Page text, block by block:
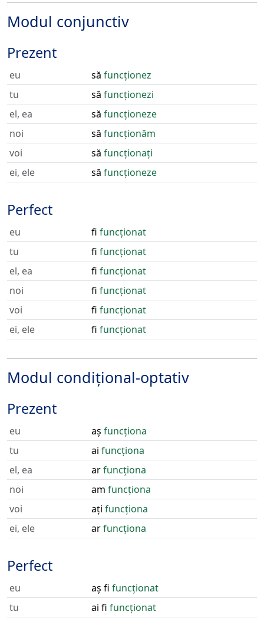
Modul conjunctiv
Prezent
eu să funcționez
tu
să funcționezi
el, ea
să funcționeze
noi
să funcționăm
voi
să funcționați
ei, ele
să funcționeze
Perfect
eu fi funcționat
tu
fi funcționat
el, ea
fi funcționat
noi
fi funcționat
voi
fi funcționat
ei, ele
fi funcționat
Modul condițional-optativ
Prezent
eu aș funcționa
tu
ai funcționa
el, ea
arfuncționa
noi
am funcționa
voi
ați funcționa
ei, ele
arfuncționa
Perfect
eu aș fi funcționat
tu
ai fi funcționat